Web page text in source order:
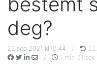
deg?
22.sep 2021 kl.10:44 /
/
1 min 31 sek